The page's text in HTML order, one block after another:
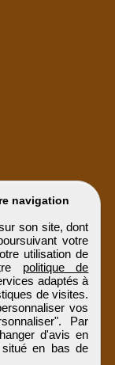
navigation
son site, dont
votre
utilisation de
politique de
adaptés à
de visites.
vos
Par
d'avis en
en bas de